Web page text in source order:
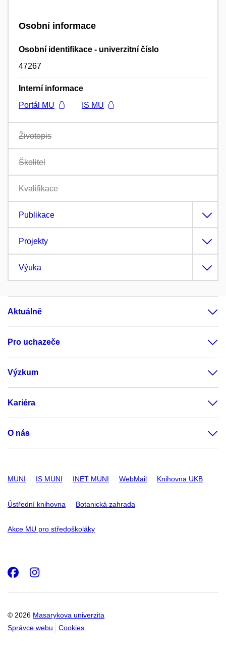
Osobní informace
Osobní identifikace - univerzitní číslo
47267
Interní informace
Portál MU
IS MU
Životopis
Školitel
Kvalifikace
Publikace
Projekty
Výuka
Aktuálně
Pro uchazeče
Výzkum
Kariéra
O nás
MUNI IS MUNI INET MUNI WebMail Knihovna UKB
Ústřední knihovna Botanická zahrada
Akce MU pro středoškoláky
© 2026 Masarykova univerzita
Správce webu
Cookies
Facebook
Instagram